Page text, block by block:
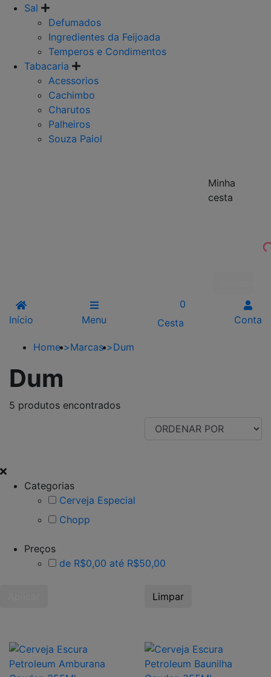
Sal
Defumados
Ingredientes da Feijoada
Temperos e Condimentos
Tabacaria
Acessorios
Cachimbo
Charutos
Palheiros
Souza Paiol
Minha
cesta
Início Menu
0
Cesta
Conta
Home>Marcas>Dum
Dum
5 produtos encontrados
Categorias
Cerveja Especial
Chopp
Preços
de R$0,00 até R$50,00
Limpar